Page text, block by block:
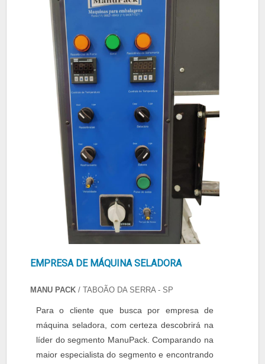
EMPRESA DE MÁQUINA SELADORA
MANU PACK / TABOÃO DA SERRA - SP
Para o cliente que busca por empresa de
máquina seladora, com certeza descobrirá na
líder do segmento ManuPack. Comparando na
maior especialista do segmento e encontrando